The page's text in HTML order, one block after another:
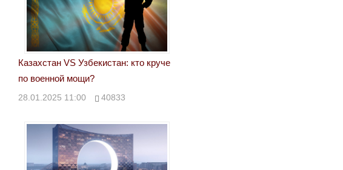
Казахстан VS Узбекистан: кто круче
по военной мощи?
28.01.2025 11:00 40833